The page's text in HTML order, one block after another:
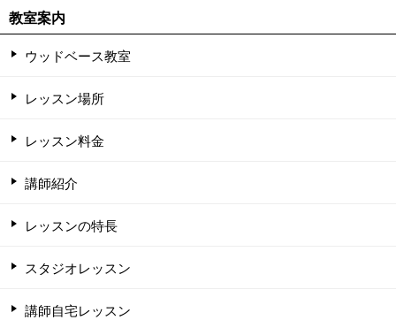
教室案内
ウッドベース教室
レッスン場所
レッスン料金
講師紹介
レッスンの特長
スタジオレッスン
講師自宅レッスン